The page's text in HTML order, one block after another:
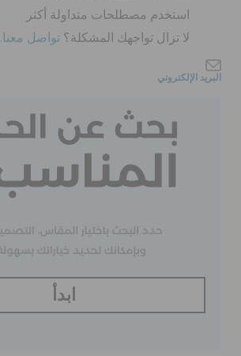
كروكس لمكان العمل
الحقائب
تسجيل الدخول / اشتراك
استخدم مصطلحات متداولة أكثر
لا تزال تواجهك المشكلة؟ تواصل معنا.
البريد الإلكتروني
ابدأ